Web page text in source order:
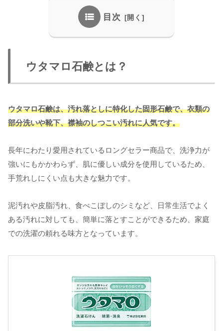
目次
ウタマロ石鹸とは？
ウタマロ石鹸は、汚れ落としに特化した固形石鹸で、衣類の
部分洗いや靴下、襟袖のしつこい汚れに人気です。
長年にわたり愛用されているロングセラー商品で、洗浄力が
強いにもかかわらず、肌に優しい成分を使用しているため、
手荒れしにくい点も大きな魅力です。
泥汚れや皮脂汚れ、食べこぼしのシミなど、日常生活でよく
ある汚れに対しても、簡単に落とすことができるため、家庭
での洗濯の頼れる味方となっています。